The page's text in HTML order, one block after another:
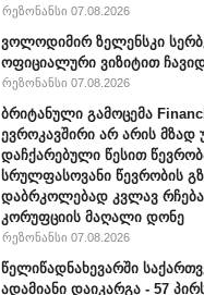
რეზონანსი 07.08.2026
ვოლოდიმირ ზელენსკი
ოფიციალური ვიზიტით
რეზონანსი 07.08.2026
ბრიტანული გამოცემა
ევროკავშირი არ არის მზად
დაჩქარებული წესით
სრულფასოვანი წევრობის
დაბრკოლებად კვლავ რჩება
კორუფციის მაღალი დონე
რეზონანსი 07.08.2026
წელიწადნახევარში
ადამიანი დაიკარგა - 57